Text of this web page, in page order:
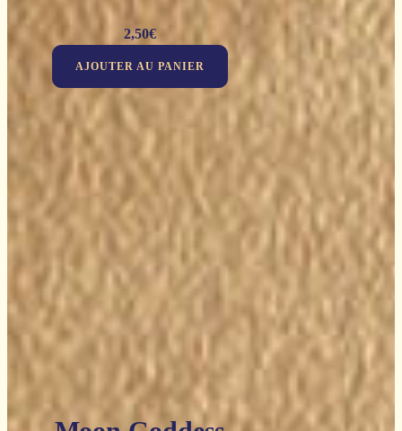
2,50€
AJOUTER AU PANIER